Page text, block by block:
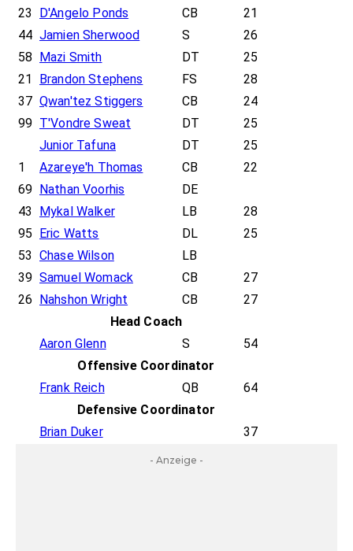
23
D'Angelo Ponds CB
21
44 Jamien Sherwood S
26
58
Mazi Smith DT
25
21
Brandon Stephens FS
28
37 Qwan'tez Stiggers CB
24
99 T'Vondre Sweat DT
25
Junior Tafuna
DT
25
1
Azareye'h Thomas CB
22
69
Nathan Voorhis
DE
43
Mykal Walker LB
28
95
Eric Watts DL
25
53 Chase Wilson
LB
39 Samuel Womack CB
27
26
Nahshon Wright CB
27
Head Coach
Aaron Glenn
S
54
Offensive Coordinator
Frank Reich
QB
64
Defensive Coordinator
Brian Duker
37
- Anzeige -